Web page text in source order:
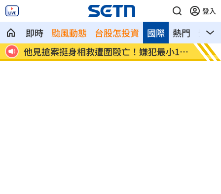
登入
即時 颱風動態 台股怎投資 熱門 影音
國際
12
扣款人數狂增4成 國泰小龍基金布局曝光
車是
費